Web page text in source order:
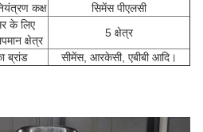
कक्ष
सिमेंस पीएलसी
के लिए
क्षेत्र
5 क्षेत्र
ब्रांड
सीमेंस, आरकेसी, एबीबी आदि।